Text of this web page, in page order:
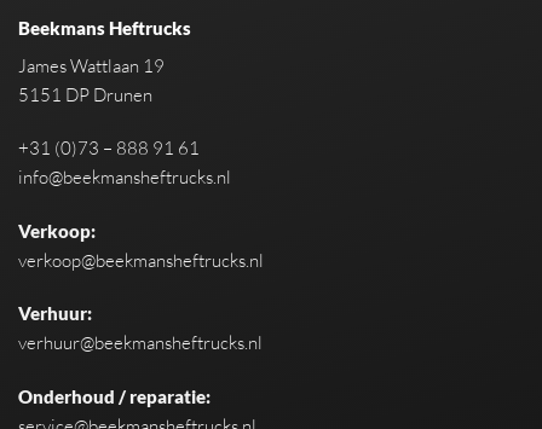
Beekmans Heftrucks
James Wattlaan 19
5151 DP Drunen
+31 (0)73 – 888 91 61
info@beekmansheftrucks.nl
Verkoop:
verkoop@beekmansheftrucks.nl
Verhuur:
verhuur@beekmansheftrucks.nl
Onderhoud / reparatie: